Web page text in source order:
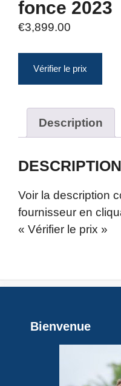
fonce 2023
€3,899.00
Vérifier le prix
Description
DESCRIPTION
Voir la description
fournisseur en
« Vérifier le prix »
Bienvenue